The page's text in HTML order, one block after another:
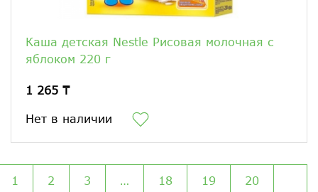
Каша детская Nestle Рисовая молочная с
яблоком 220 г
1 265 ₸
Нет в наличии
1 2 3 … 18 19 20